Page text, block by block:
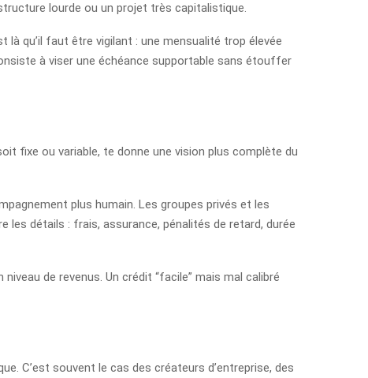
lourde ou un projet très capitalistique.
qu’il faut être vigilant : une mensualité trop élevée
à viser une échéance supportable sans étouffer
fixe ou variable, te donne une vision plus complète du
plus humain. Les groupes privés et les
détails : frais, assurance, pénalités de retard, durée
de revenus. Un crédit “facile” mais mal calibré
C’est souvent le cas des créateurs d’entreprise, des